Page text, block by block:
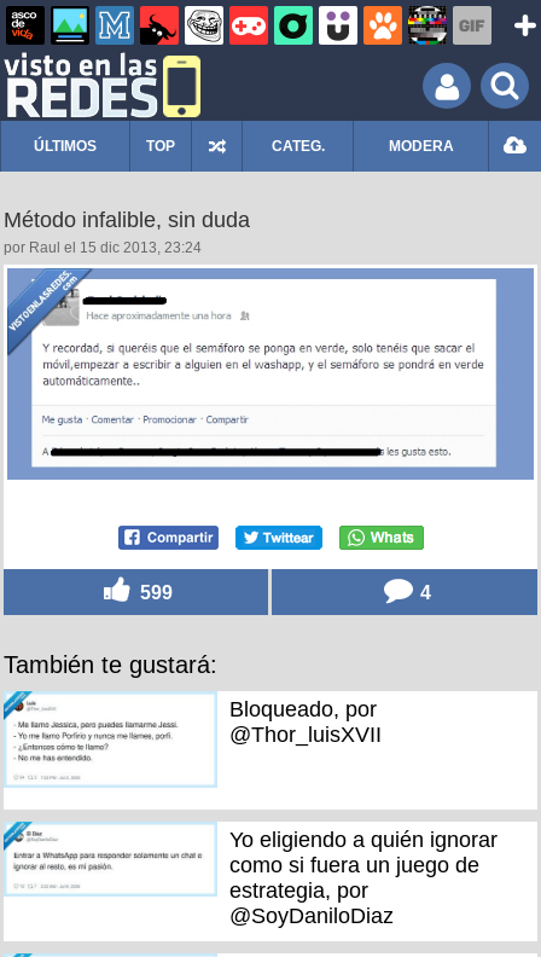
ÚLTIMOS TOP CATEG. MODERA
Método infalible, sin duda
por Raul el 15 dic 2013, 23:24
599 4
También te gustará:
Bloqueado, por
@Thor_luisXVII
Yo eligiendo a quién ignorar
como si fuera un juego de
estrategia, por
@SoyDaniloDiaz